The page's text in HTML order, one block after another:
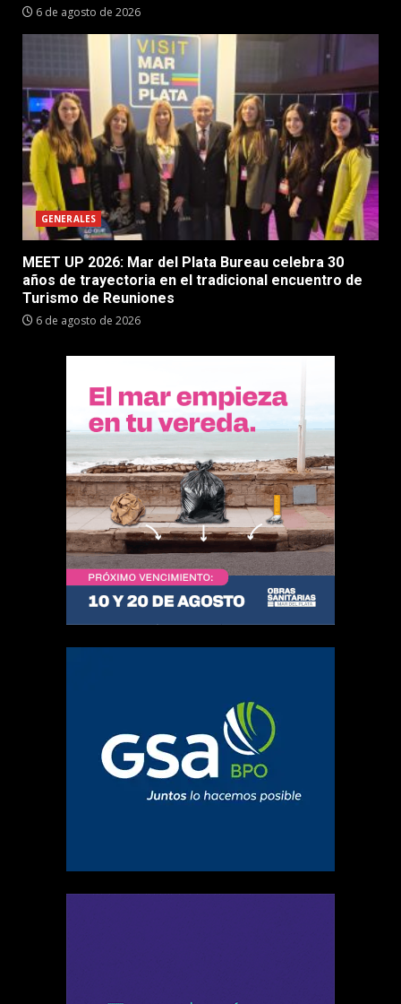
6 de agosto de 2026
GENERALES
MEET UP 2026: Mar del Plata Bureau celebra 30
años de trayectoria en el tradicional encuentro de
Turismo de Reuniones
6 de agosto de 2026